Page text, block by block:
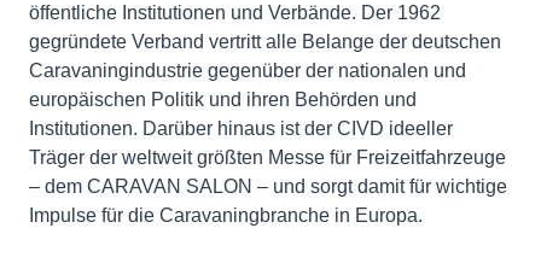
öffentliche Institutionen und Verbände. Der 1962
gegründete Verband vertritt alle Belange der deutschen
Caravaningindustrie gegenüber der nationalen und
europäischen Politik und ihren Behörden und
Institutionen. Darüber hinaus ist der CIVD ideeller
Träger der weltweit größten Messe für Freizeitfahrzeuge
– dem CARAVAN SALON – und sorgt damit für wichtige
Impulse für die Caravaningbranche in Europa.